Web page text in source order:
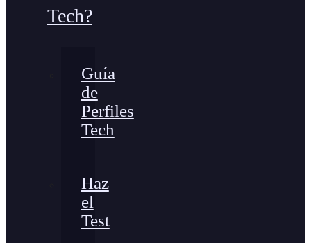
Tech?
Guía
de
Perfiles
Tech
Haz
el
Test